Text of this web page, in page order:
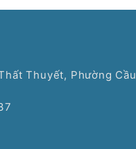
Thuyết, Phường Cầu